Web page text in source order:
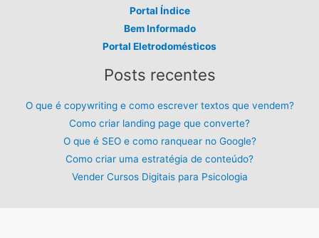
Portal Índice
Bem Informado
Portal Eletrodomésticos
Posts recentes
O que é copywriting e como escrever textos que vendem?
Como criar landing page que converte?
O que é SEO e como ranquear no Google?
Como criar uma estratégia de conteúdo?
Vender Cursos Digitais para Psicologia